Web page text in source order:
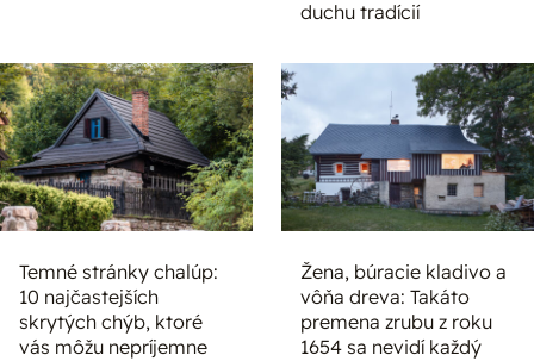
10 najčastejších
skrytých chýb, ktoré
vás môžu nepríjemne
prekvapiť
vôňa dreva: Takáto
premena zrubu z roku
1654 sa nevidí každý
deň!